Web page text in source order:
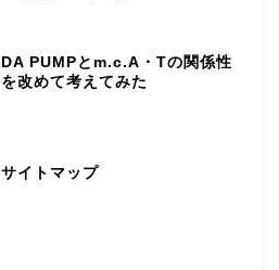
DA PUMPとm.c.A・Tの関係性
を改めて考えてみた
サイトマップ